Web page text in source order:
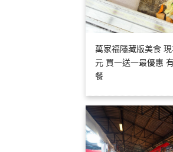
萬家福隱藏版美食
元 買一送一最優惠
餐